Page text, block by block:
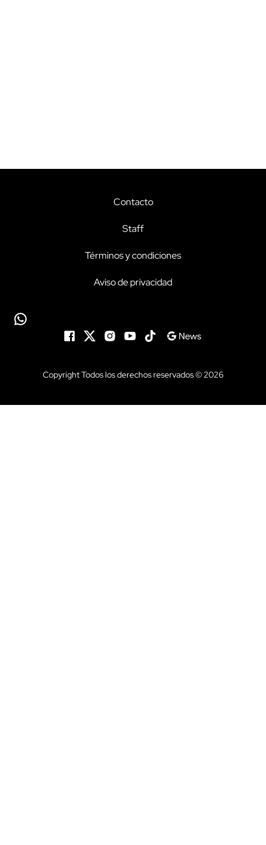
Contacto
Staff
Términos y condiciones
Aviso de privacidad
Copyright Todos los derechos reservados © 2026